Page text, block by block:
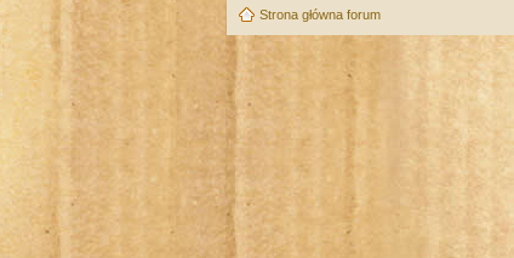
Strona główna forum